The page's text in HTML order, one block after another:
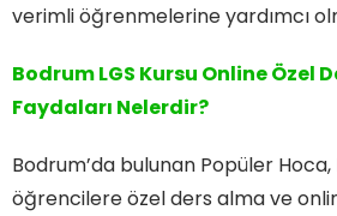
verimli öğrenmelerine yardımcı
Bodrum LGS Kursu Online Özel
Faydaları Nelerdir?
Bodrum’da bulunan Popüler Hoca,
öğrencilere özel ders alma ve